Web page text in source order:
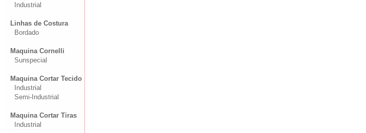
Industrial
Linhas de Costura
Bordado
Maquina Cornelli
Sunspecial
Maquina Cortar Tecido
Industrial
Semi-Industrial
Maquina Cortar Tiras
Industrial